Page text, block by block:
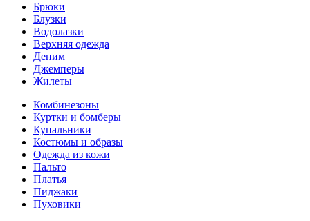
Брюки
Блузки
Водолазки
Верхняя одежда
Деним
Джемперы
Жилеты
Комбинезоны
Куртки и бомберы
Купальники
Костюмы и образы
Одежда из кожи
Пальто
Платья
Пиджаки
Пуховики